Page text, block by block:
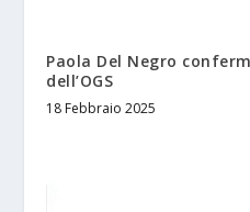
Paola Del Negro
dell’OGS
18 Febbraio 2025